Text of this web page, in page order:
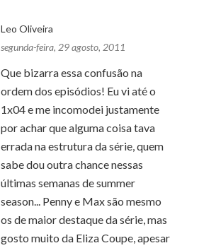
Leo Oliveira
segunda-feira, 29 agosto, 2011
Que bizarra essa confusão na
ordem dos episódios! Eu vi até o
1x04 e me incomodei justamente
por achar que alguma coisa tava
errada na estrutura da série, quem
sabe dou outra chance nessas
últimas semanas de summer
season... Penny e Max são mesmo
os de maior destaque da série, mas
gosto muito da Eliza Coupe, apesar